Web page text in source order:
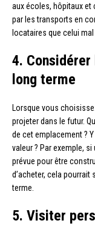
aux écoles, hôpitaux et
par les transports en
locataires que celui mal
4.
long terme
Lorsque vous
projeter dans le futur.
de cet emplacement ?
valeur ? Par exemple,
prévue pour être
d’acheter, cela
terme.
5. Visiter